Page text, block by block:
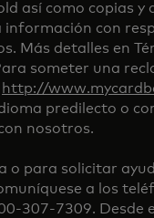
así como copias y
información con
Más detalles en
someter una
http://
predilecto o
nosotros.
o para solicitar
a los
307-7309. Desde